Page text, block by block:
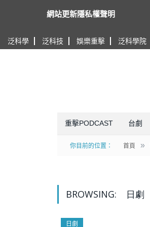
泛科學 泛科技 娛樂重擊 泛科學院
重擊PODCAST 台劇
你目前的位置： 首頁 »
BROWSING: 日劇
日劇
網站更新隱私權聲明